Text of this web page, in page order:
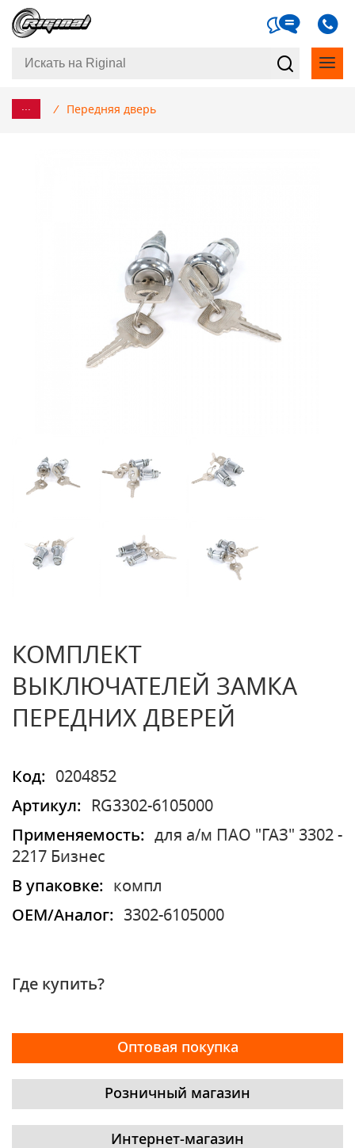
... / Передняя дверь
КОМПЛЕКТ
ВЫКЛЮЧАТЕЛЕЙ ЗАМКА
ПЕРЕДНИХ ДВЕРЕЙ
Код:
0204852
Артикул:
RG3302-6105000
Применяемость:
для а/м ПАО "ГАЗ" 3302 -
2217 Бизнес
В упаковке:
компл
OEM/Аналог:
3302-6105000
Где купить?
Оптовая покупка
Розничный магазин
Интернет-магазин